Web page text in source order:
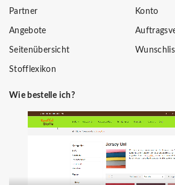
Partner
Angebote
Seitenübersicht
Stofflexikon
Konto
Wie bestelle ich?